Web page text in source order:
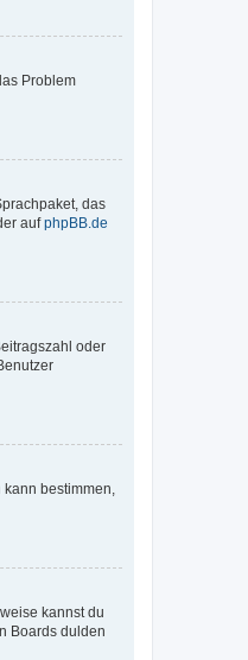
Problem
das
aufphpBB.de
oder
bestimmen,
kannst du
Boards dulden